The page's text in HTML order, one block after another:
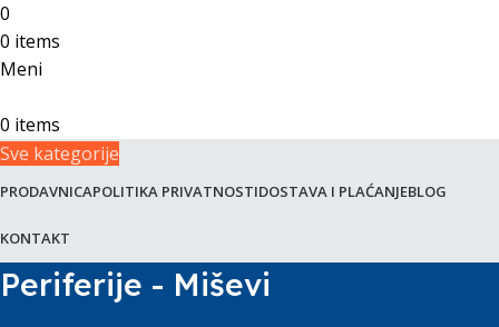
0
0 items
Meni
0 items
Sve kategorije
PRODAVNICAPOLITIKA PRIVATNOSTIDOSTAVA I PLAĆANJEBLOG
KONTAKT
Periferije - Miševi